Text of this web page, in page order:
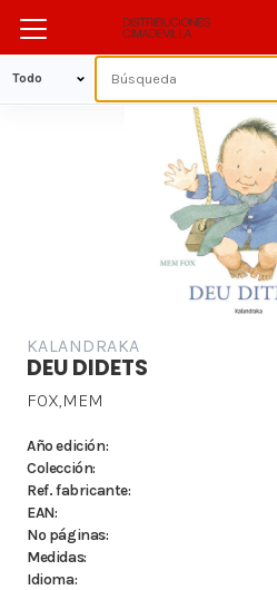
KALANDRAKA
DEU DIDETS
FOX,MEM
Año edición:
Colección:
Ref. fabricante:
EAN:
Nº páginas:
Medidas:
Idioma: